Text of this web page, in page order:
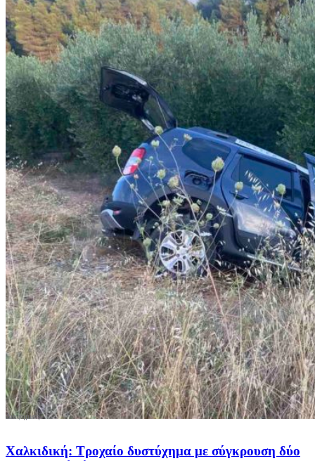
Χαλκιδική: Τροχαίο δυστύχημα με σύγκρουση δύο